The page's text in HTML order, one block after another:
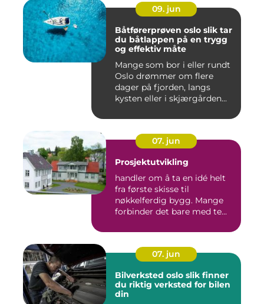
09. jun
Båtførerprøven oslo slik tar
du båtlappen på en trygg
og effektiv måte
Mange som bor i eller rundt
Oslo drømmer om flere
dager på fjorden, langs
kysten eller i skjærgården...
07. jun
Prosjektutvikling
handler om å ta en idé helt
fra første skisse til
nøkkelferdig bygg. Mange
forbinder det bare med te...
07. jun
Bilverksted oslo slik finner
du riktig verksted for bilen
din